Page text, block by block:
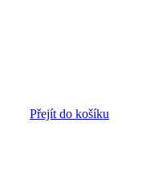
Přejít do košíku